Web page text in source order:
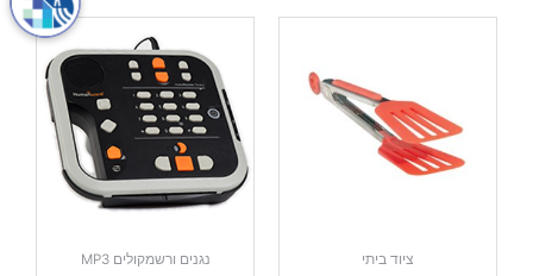
ציוד ביתי נגנים ורשמקולים MP3